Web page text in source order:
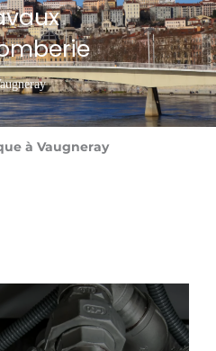
à Vaugneray